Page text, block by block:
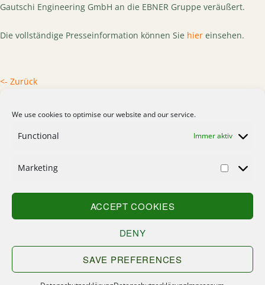
We use cookies to optimise our website and our service.
Functional Immer aktiv
Marketing
ACCEPT COOKIES
DENY
SAVE PREFERENCES
Gautschi Engineering GmbH an die EBNER Gruppe veräußert.
Die vollständige Presseinformation können Sie hier einsehen.
<- Zurück
Suche